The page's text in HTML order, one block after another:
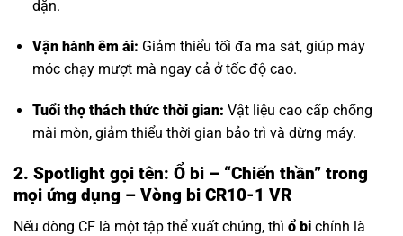
dặn.
Vận hành êm ái: Giảm thiểu tối đa ma sát, giúp máy
móc chạy mượt mà ngay cả ở tốc độ cao.
Tuổi thọ thách thức thời gian: Vật liệu cao cấp chống
mài mòn, giảm thiểu thời gian bảo trì và dừng máy.
2. Spotlight gọi tên: Ổ bi – “Chiến thần” trong
mọi ứng dụng – Vòng bi CR10-1 VR
Nếu dòng CF là một tập thể xuất chúng, thì ổ bi chính là